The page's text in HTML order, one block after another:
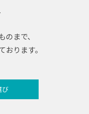
まで、
ります。
び